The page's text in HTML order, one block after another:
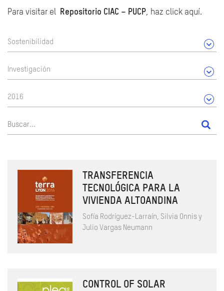
Para visitar el Repositorio CIAC – PUCP, haz click aquí.
Sostenibilidad
Investigación
2016
TRANSFERENCIA
TECNOLÓGICA PARA LA
VIVIENDA ALTOANDINA
Sofía Rodríguez-Larraín, Silvia Onnis y
Julio Vargas Neumann
CONTROL OF SOLAR